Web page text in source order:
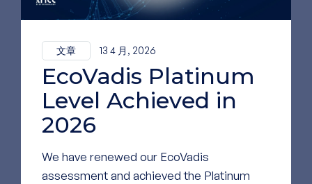
文章 13 4 月, 2026
EcoVadis Platinum
Level Achieved in
2026
We have renewed our EcoVadis
assessment and achieved the Platinum
会议以一场关于再生美学未来的专家讨论作为收
决方案在临床实践中日益增长的重要性分享了各自
的见解，并强调了科学与医学之间合作的重要性。
观看圆桌讨论：